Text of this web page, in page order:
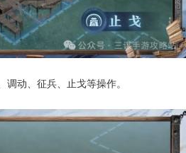
动、征兵、止戈等操作。